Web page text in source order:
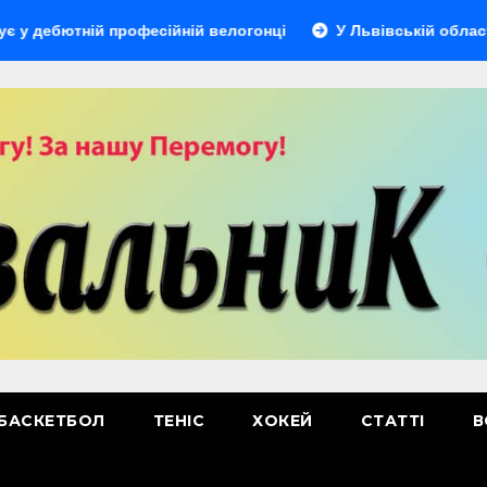
професійній велогонці У Львівській області
ТЕНІС ХОКЕЙ СТАТТІ